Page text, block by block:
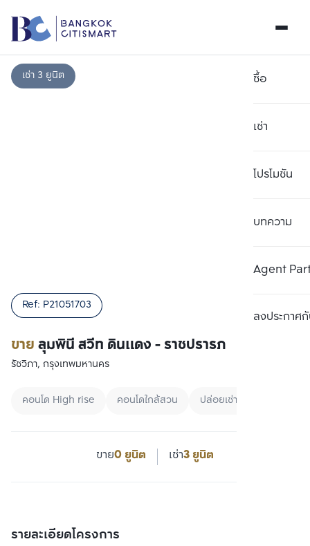
ซื้อ
เช่า
โปรโมชัน
บทความ
Agent
ลงประกาศกั
เช่า 3 ยูนิต
ขายลุมพินี สวีท ดินแดง - ราชปรารภ
Ref: P21051703
รัชวิภา, กรุงเทพมหานคร
คอนโด High rise คอนโดใกล้สวน ปล่อยเช่าชาวต่างชาติ
ขาย0 ยูนิต เช่า3 ยูนิต
รายละเอียดโครงการ